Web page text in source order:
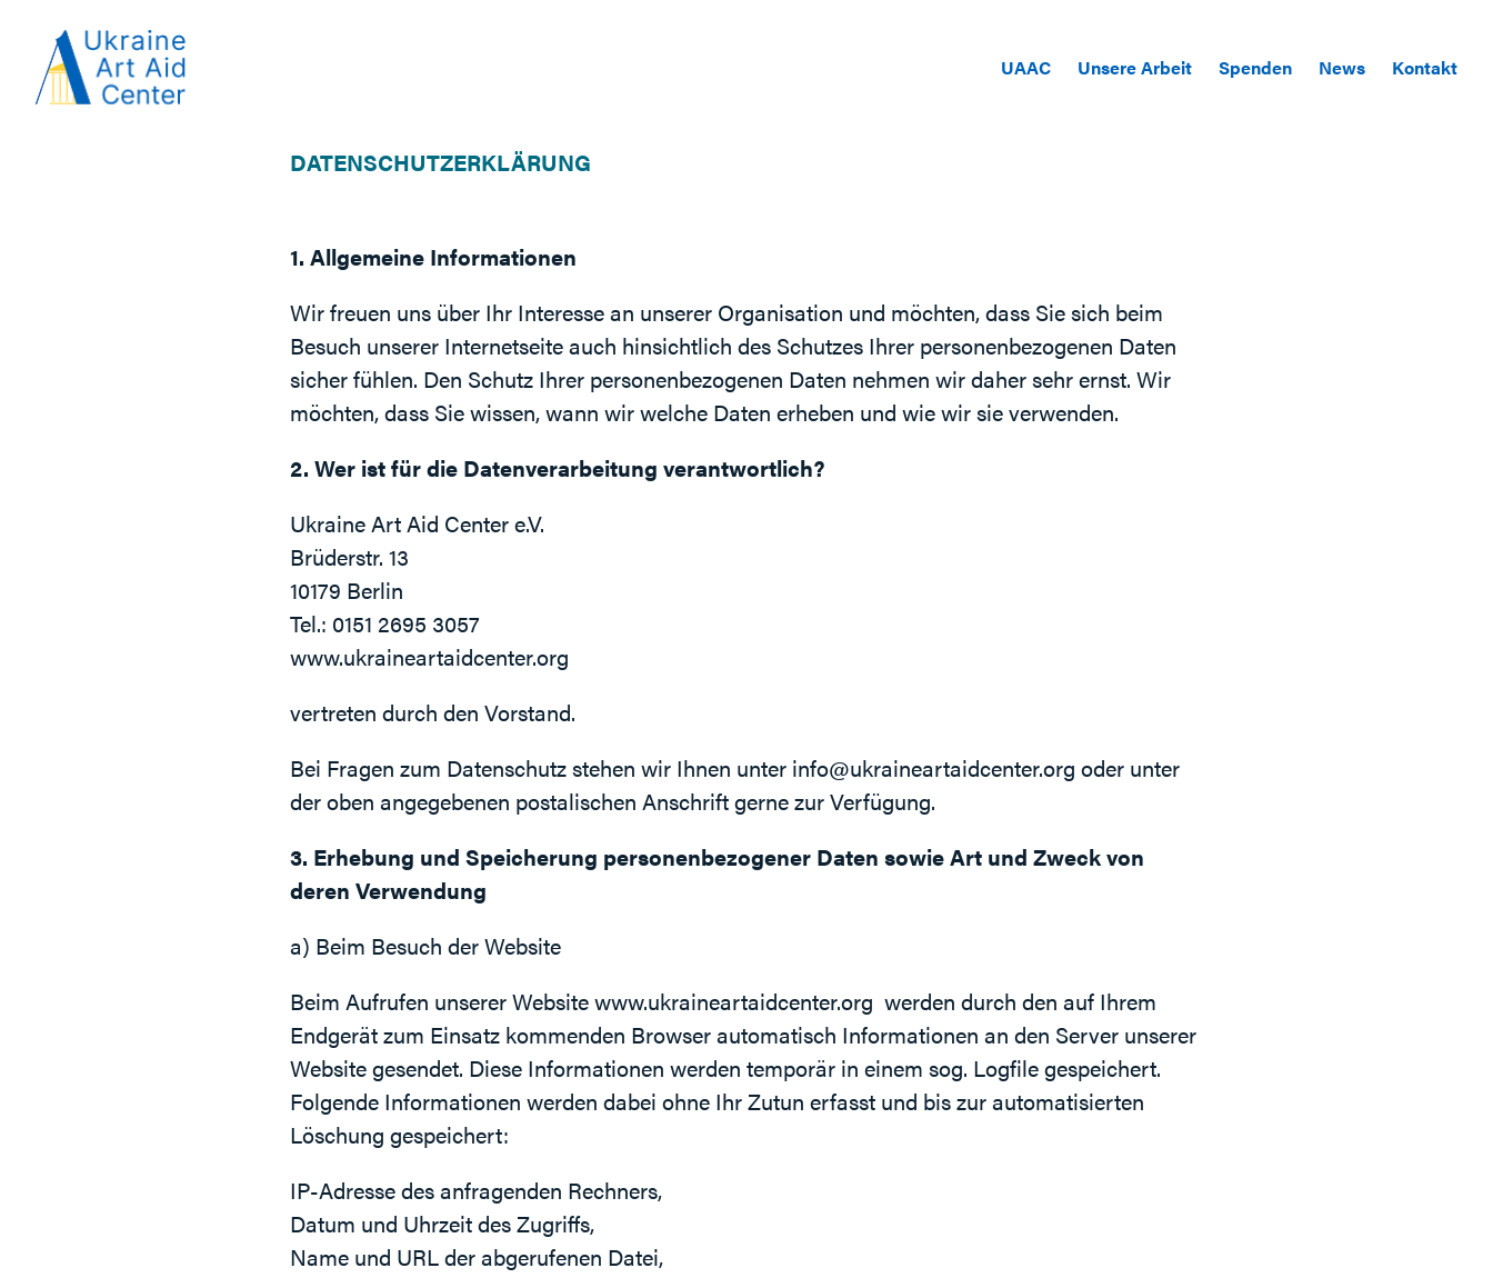
UAAC Unsere Arbeit Spenden News Kontakt
DATENSCHUTZERKLÄRUNG
1. Allgemeine Informationen
Wir freuen uns über Ihr Interesse an unserer Organisation und möchten, dass Sie sich beim
Besuch unserer Internetseite auch hinsichtlich des Schutzes Ihrer personenbezogenen Daten
sicher fühlen. Den Schutz Ihrer personenbezogenen Daten nehmen wir daher sehr ernst. Wir
möchten, dass Sie wissen, wann wir welche Daten erheben und wie wir sie verwenden.
2. Wer ist für die Datenverarbeitung verantwortlich?
Ukraine Art Aid Center e.V.
Brüderstr. 13
10179 Berlin
Tel.: 0151 2695 3057
www.ukraineartaidcenter.org
vertreten durch den Vorstand.
Bei Fragen zum Datenschutz stehen wir Ihnen unter info@ukraineartaidcenter.org oder unter
der oben angegebenen postalischen Anschrift gerne zur Verfügung.
3. Erhebung und Speicherung personenbezogener Daten sowie Art und Zweck von
deren Verwendung
a) Beim Besuch der Website
Beim Aufrufen unserer Websitewww.ukraineartaidcenter.org werden durch den auf Ihrem
Endgerät zum Einsatz kommenden Browser automatisch Informationen an den Server unserer
Website gesendet. Diese Informationen werden temporär in einem sog. Logfile gespeichert.
Folgende Informationen werden dabei ohne Ihr Zutun erfasst und bis zur automatisierten
Löschung gespeichert:
IP-Adresse des anfragenden Rechners,
Datum und Uhrzeit des Zugriffs,
Name und URL der abgerufenen Datei,